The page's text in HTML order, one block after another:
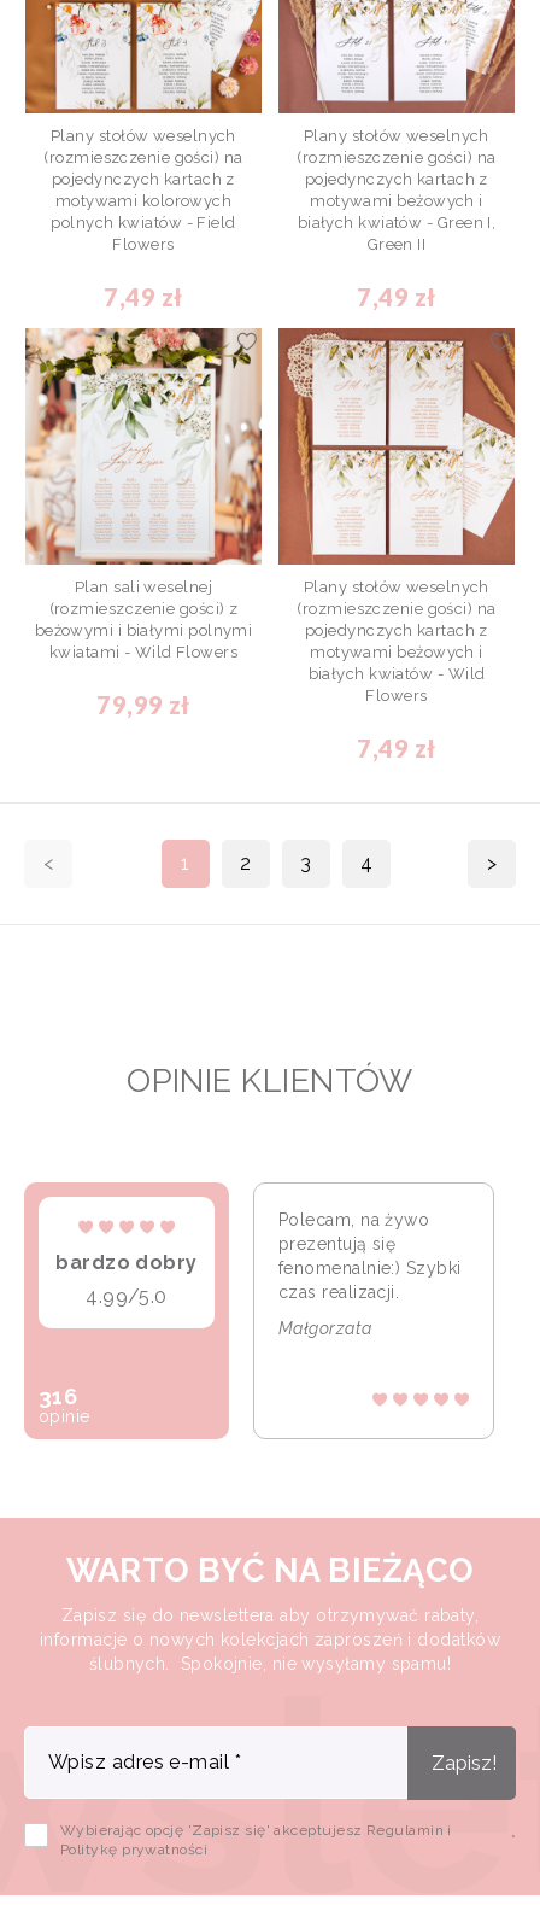
Plany stołów weselnych
(rozmieszczenie gości) na
pojedynczych kartach z
motywami kolorowych
polnych kwiatów - Field
Flowers
7,49 zł
Plany stołów weselnych
(rozmieszczenie gości) na
pojedynczych kartach z
motywami beżowych i
białych kwiatów - Green I,
Green II
7,49 zł
Plan sali weselnej
(rozmieszczenie gości) z
beżowymi i białymi polnymi
kwiatami - Wild Flowers
79,99 zł
Plany stołów weselnych
(rozmieszczenie gości) na
pojedynczych kartach z
motywami beżowych i
białych kwiatów - Wild
Flowers
7,49 zł
< 1 2 3 4 >
OPINIE KLIENTÓW
bardzo dobry
4.99/5.0
316
opinie
Polecam, na żywo
prezentują się
fenomenalnie:) Szybki
czas realizacji.
Małgorzata
WARTO BYĆ NA BIEŻĄCO
Zapisz się do newslettera aby otrzymywać rabaty,
informacje o nowych kolekcjach zaproszeń i dodatków
ślubnych. Spokojnie, nie wysyłamy spamu!
Wpisz adres e-mail * Zapisz!
Wybierając opcję 'Zapisz się' akceptujesz Regulamin i
Politykę prywatności
*